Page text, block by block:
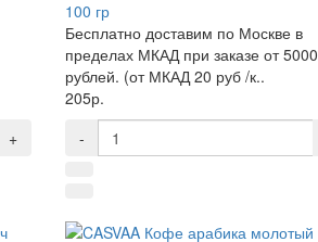
+
100 гр
Бесплатно доставим по Москве в
пределах МКАД при заказе от 5000
рублей. (от МКАД 20 руб /к..
205р.
-